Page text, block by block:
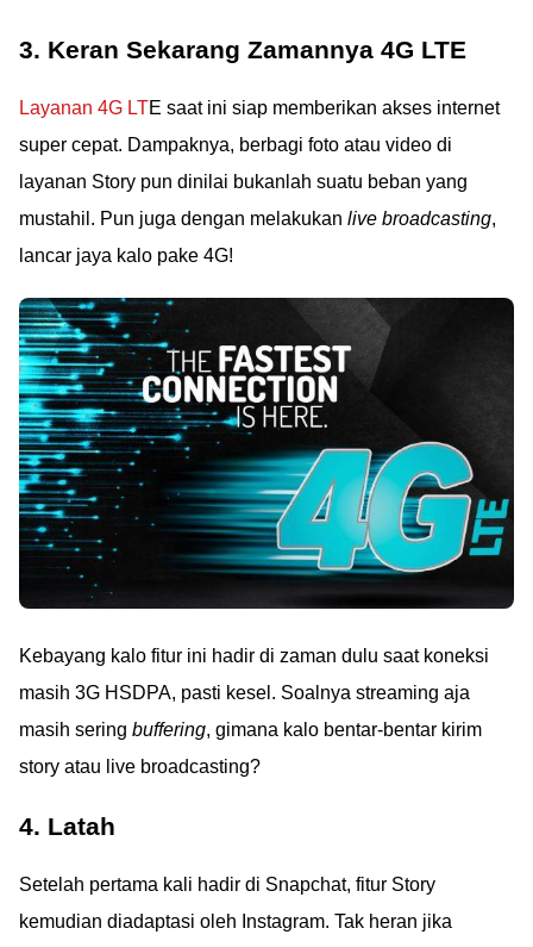
3. Keran Sekarang Zamannya 4G LTE
Layanan 4G LTE saat ini siap memberikan akses internet
super cepat. Dampaknya, berbagi foto atau video di
layanan Story pun dinilai bukanlah suatu beban yang
mustahil. Pun juga dengan melakukan live broadcasting,
lancar jaya kalo pake 4G!
Kebayang kalo fitur ini hadir di zaman dulu saat koneksi
masih 3G HSDPA, pasti kesel. Soalnya streaming aja
masih sering buffering, gimana kalo bentar-bentar kirim
story atau live broadcasting?
4. Latah
Setelah pertama kali hadir di Snapchat, fitur Story
kemudian diadaptasi oleh Instagram. Tak heran jika